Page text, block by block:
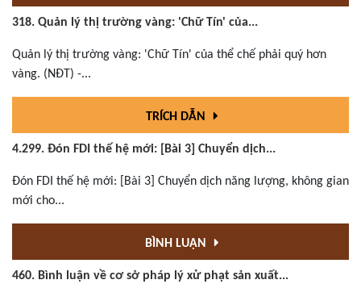
318. Quản lý thị trường vàng: 'Chữ Tín' của...
Quản lý thị trường vàng: 'Chữ Tín' của thể chế phải quý hơn
vàng. (NĐT) -...
TRÍCH DẪN
4.299. Đón FDI thế hệ mới: [Bài 3] Chuyển dịch...
Đón FDI thế hệ mới: [Bài 3] Chuyển dịch năng lượng, không gian
mới cho...
BÌNH LUẬN
460. Bình luận về cơ sở pháp lý xử phạt sản xuất...